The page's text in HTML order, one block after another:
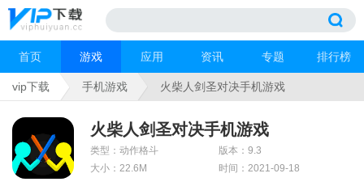
首页 游戏 应用 资讯 专题 排行榜
vip下载 手机游戏 火柴人剑圣对决手机游戏
火柴人剑圣对决手机游戏
类型：动作格斗
版本：9.3
大小：22.6M
时间：2021-09-18